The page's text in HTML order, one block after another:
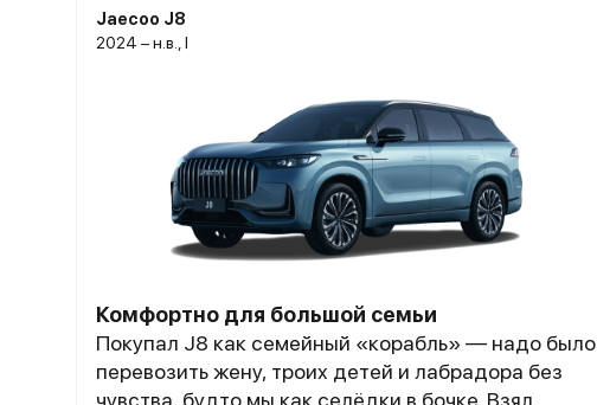
Jaecoo J8
2024 – н.в., I
Комфортно для большой семьи
Покупал J8 как семейный «корабль» — надо было
перевозить жену, троих детей и лабрадора без
чувства, будто мы как селёдки в бочке. Взял